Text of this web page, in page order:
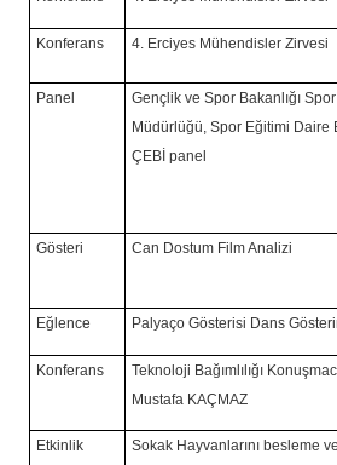
Konferans 4. Erciyes Mühendisler Zirvesi
Panel
Gençlik ve Spor Bakanlığı
Müdürlüğü, Spor Eğitimi Daire
ÇEBİ panel
Gösteri Can Dostum Film Analizi
Eğlence Palyaço Gösterisi Dans
Konferans
Teknoloji Bağımlılığı
Mustafa KAÇMAZ
Etkinlik
Sokak Hayvanlarını besleme